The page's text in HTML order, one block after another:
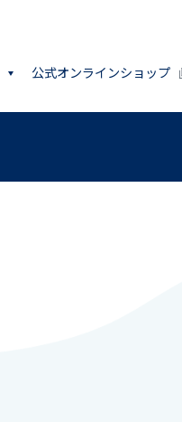
公式オンラインショップ